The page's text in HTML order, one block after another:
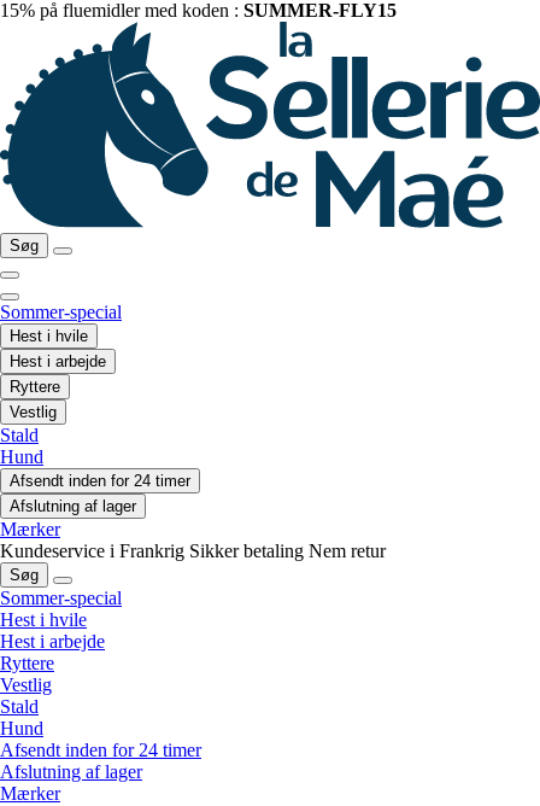
15% på fluemidler med koden : SUMMER-FLY15
Søg
Sommer-special
Hest i hvile
Hest i arbejde
Ryttere
Vestlig
Stald
Hund
Afsendt inden for 24 timer
Afslutning af lager
Mærker
Kundeservice i Frankrig Sikker betaling Nem retur
Søg
Sommer-special
Hest i hvile
Hest i arbejde
Ryttere
Vestlig
Stald
Hund
Afsendt inden for 24 timer
Afslutning af lager
Mærker